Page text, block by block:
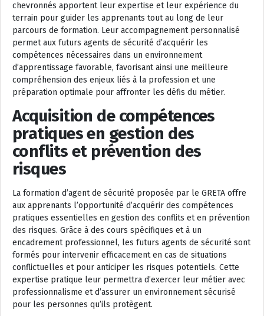
chevronnés apportent leur expertise et leur expérience du
terrain pour guider les apprenants tout au long de leur
parcours de formation. Leur accompagnement personnalisé
permet aux futurs agents de sécurité d’acquérir les
compétences nécessaires dans un environnement
d’apprentissage favorable, favorisant ainsi une meilleure
compréhension des enjeux liés à la profession et une
préparation optimale pour affronter les défis du métier.
Acquisition de compétences
pratiques en gestion des
conflits et prévention des
risques
La formation d’agent de sécurité proposée par le GRETA offre
aux apprenants l’opportunité d’acquérir des compétences
pratiques essentielles en gestion des conflits et en prévention
des risques. Grâce à des cours spécifiques et à un
encadrement professionnel, les futurs agents de sécurité sont
formés pour intervenir efficacement en cas de situations
conflictuelles et pour anticiper les risques potentiels. Cette
expertise pratique leur permettra d’exercer leur métier avec
professionnalisme et d’assurer un environnement sécurisé
pour les personnes qu’ils protègent.